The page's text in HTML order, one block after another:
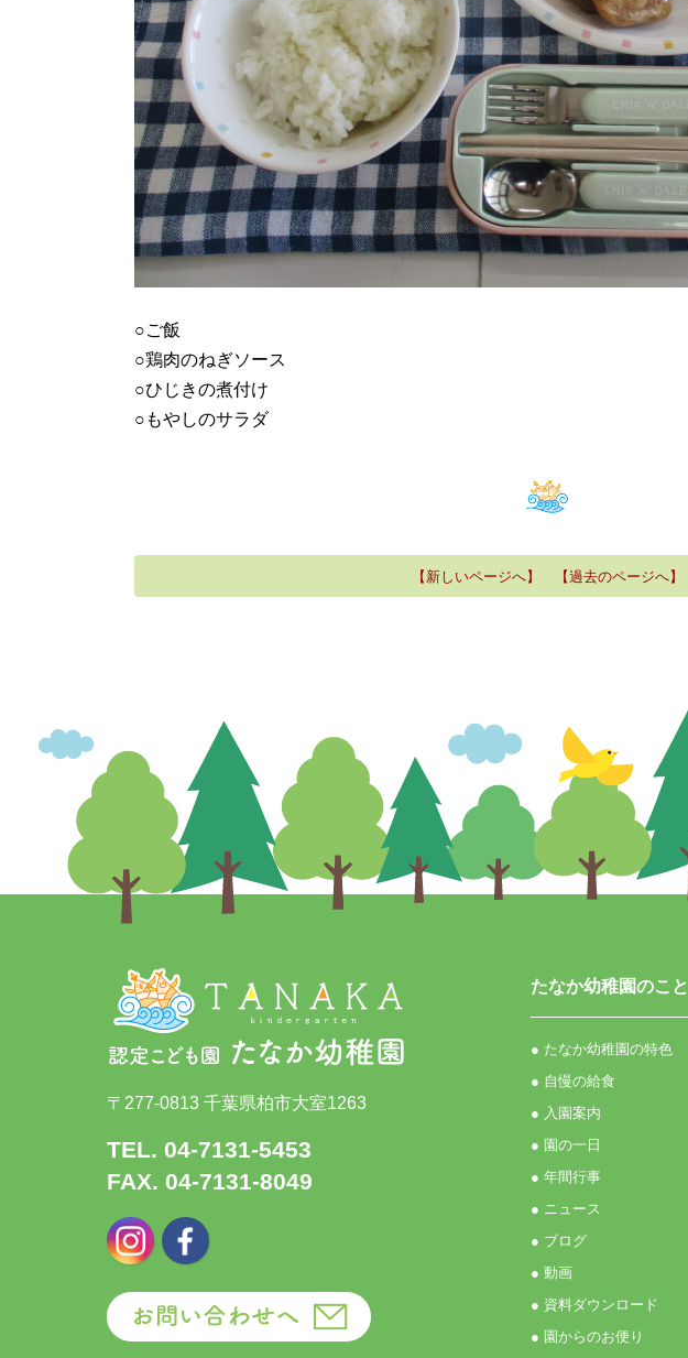
○ご飯
○鶏肉のねぎソース
○ひじきの煮付け
○もやしのサラダ
【新しいページへ】 【過去のページへ】
たなか幼稚園のこと
● たなか幼稚園の特色
● 自慢の給食
● 入園案内
● 園の一日
● 年間行事
● ニュース
● ブログ
● 動画
● 資料ダウンロード
● 園からのお便り
〒277-0813 千葉県柏市大室1263
TEL. 04-7131-5453
FAX. 04-7131-8049